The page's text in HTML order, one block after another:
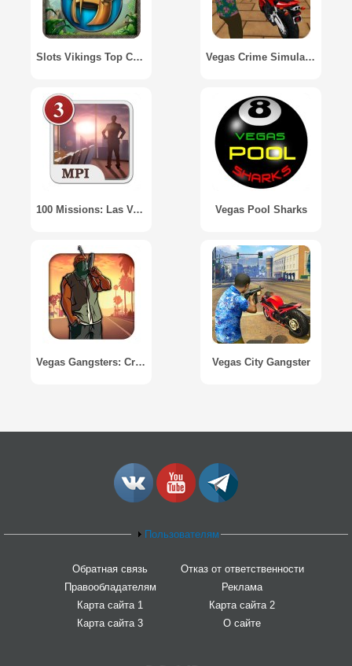
Slots Vikings Top Casino Vegas Vegas Crime Simulator
100 Missions: Las Vegas / 100 миссий: Лас-Вегас Vegas Pool Sharks
Vegas Gangsters: Crime City Vegas City Gangster
Пользователям
Обратная связь
Отказ от ответственности
Правообладателям
Реклама
Карта сайта 1
Карта сайта 2
Карта сайта 3
О сайте